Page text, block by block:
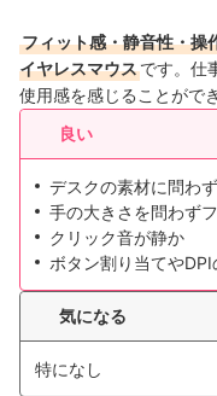
フィット感・静音性・操
イヤレスマウスです。仕
使用感を感じることがで
良い
デスクの素材に問わ
手の大きさを問わず
クリック音が静か
ボタン割り当てや
気になる
特になし